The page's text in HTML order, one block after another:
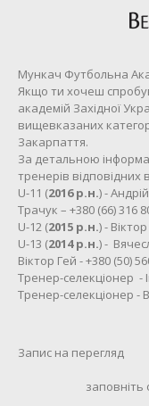
Мункач Футбольна
Якщо ти хочеш
академій Західної
вищевказаних
Закарпаття.
За детальною
тренерів відповідних
U-11 (2016 р.н.) -
Трачук – +380 (66) 316
U-12 (2015 р.н.) -
U-13 (2014 р.н.) -
Віктор Гей - +380 (50)
Тренер-селекціонер -
Тренер-селекціонер -
Запис на перегляд